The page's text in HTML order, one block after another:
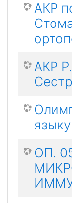
АКР
АКР
ОП.